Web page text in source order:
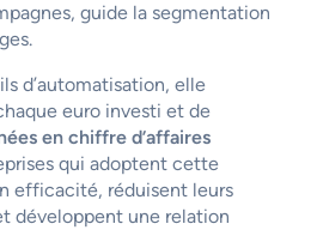
guide la segmentation
d’automatisation, elle
euro investi et de
en chiffre d’affaires
qui adoptent cette
efficacité, réduisent leurs
développent une relation